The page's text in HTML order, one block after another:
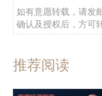
如有意愿转载，请发
确认及授权后，方可
推荐阅读